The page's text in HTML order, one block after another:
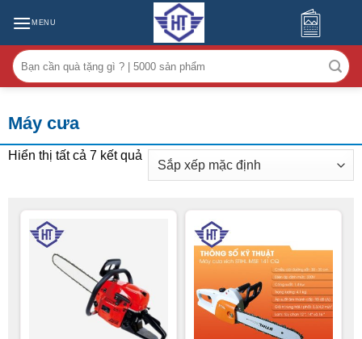
MENU
Tìm
kiếm:
Máy cưa
Hiển thị tất cả 7 kết quả